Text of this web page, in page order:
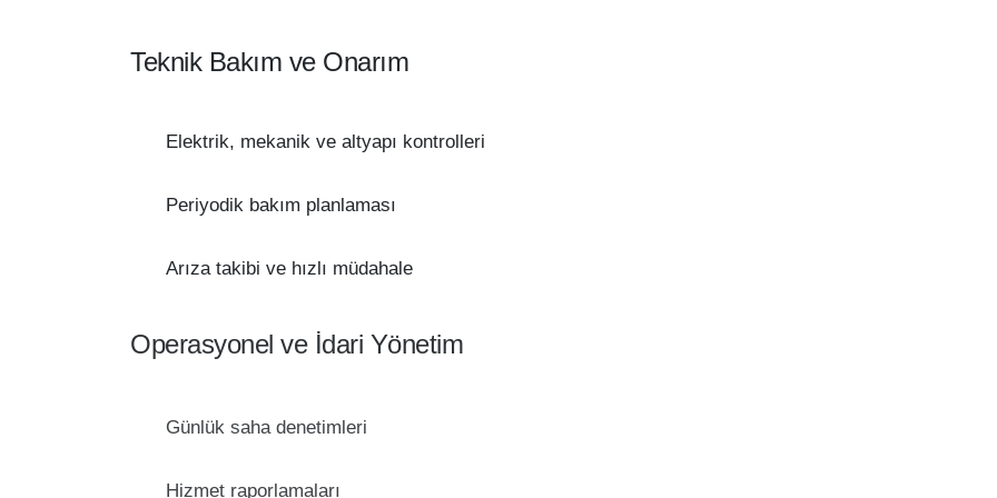
Teknik Bakım ve Onarım
Elektrik, mekanik ve altyapı kontrolleri
Periyodik bakım planlaması
Arıza takibi ve hızlı müdahale
Operasyonel ve İdari Yönetim
Günlük saha denetimleri
Hizmet raporlamaları